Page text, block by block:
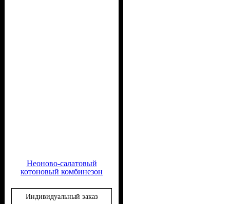
Неоново-салатовый
котоновый комбинезон
Индивидуальный заказ